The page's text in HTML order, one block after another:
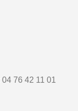
04 76 42 11 01